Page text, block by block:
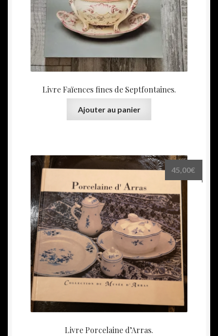
Livre Faïences fines de Septfontaines.
Ajouter au panier
Livre Porcelaine d’Arras.
45,00€